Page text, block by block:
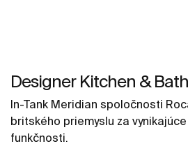
Designer Kitchen &
In-Tank Meridian spoločnosti
britského priemyslu za
funkčnosti.